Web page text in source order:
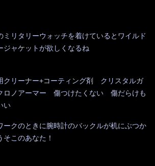
ミリタリーウォッチを着けているとワイルド
ジャケットが欲しくなるね
クリーナー+コーティング剤 クリスタルガ
ロノアーマー 傷つけたくない 傷だらけも
い
ークのときに腕時計のバックルが机にぶつか
そこのあなた！